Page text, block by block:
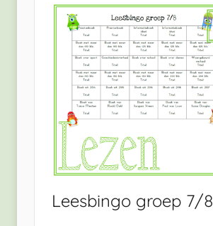
Leesbingo groep 7/8